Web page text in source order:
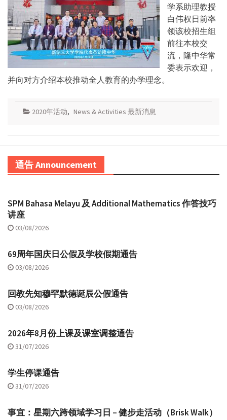
学系助理教授
白伟权日前率
领该校招生组
前往本校交
流，隆中华常
委表示欢迎，
并向对方介绍本校推动全人教育的办学理念。
2020年活动, News & Activities 最新消息
通告 Announcement
SPM Bahasa Melayu 及 Additional Mathematics 作答技巧
讲座
03/08/2026
69周年国庆日公假及学校假期通告
03/08/2026
回教先知穆罕默德诞辰公假通告
03/08/2026
2026年8月份上课及课室调整通告
31/07/2026
学生停课通告
31/07/2026
事宜：星期六跨领域学习日 – 健步走活动（Brisk Walk）